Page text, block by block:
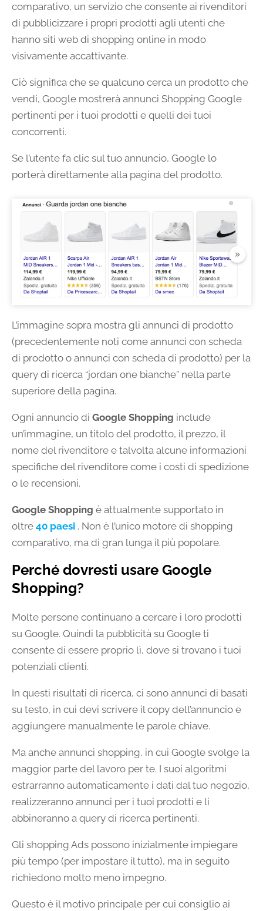
comparativo, un servizio che consente ai rivenditori
di pubblicizzare i propri prodotti agli utenti che
hanno siti web di shopping online in modo
visivamente accattivante.
Ciò significa che se qualcuno cerca un prodotto che
vendi, Google mostrerà annunci Shopping Google
pertinenti per i tuoi prodotti e quelli dei tuoi
concorrenti.
Se l’utente fa clic sul tuo annuncio, Google lo
porterà direttamente alla pagina del prodotto.
L’immagine sopra mostra gli annunci di prodotto
(precedentemente noti come annunci con scheda
di prodotto o annunci con scheda di prodotto) per la
query di ricerca “jordan one bianche” nella parte
superiore della pagina.
Ogni annuncio di Google Shopping include
un’immagine, un titolo del prodotto, il prezzo, il
nome del rivenditore e talvolta alcune informazioni
specifiche del rivenditore come i costi di spedizione
o le recensioni.
Google Shopping è attualmente supportato in
oltre 40 paesi . Non è l’unico motore di shopping
comparativo, ma di gran lunga il più popolare.
Perché dovresti usare Google
Shopping?
Molte persone continuano a cercare i loro prodotti
su Google. Quindi la pubblicità su Google ti
consente di essere proprio lì, dove si trovano i tuoi
potenziali clienti.
In questi risultati di ricerca, ci sono annunci di basati
su testo, in cui devi scrivere il copy dell’annuncio e
aggiungere manualmente le parole chiave.
Ma anche annunci shopping, in cui Google svolge la
maggior parte del lavoro per te. I suoi algoritmi
estrarranno automaticamente i dati dal tuo negozio,
realizzeranno annunci per i tuoi prodotti e li
abbineranno a query di ricerca pertinenti.
Gli shopping Ads possono inizialmente impiegare
più tempo (per impostare il tutto), ma in seguito
richiedono molto meno impegno.
Questo è il motivo principale per cui consiglio ai